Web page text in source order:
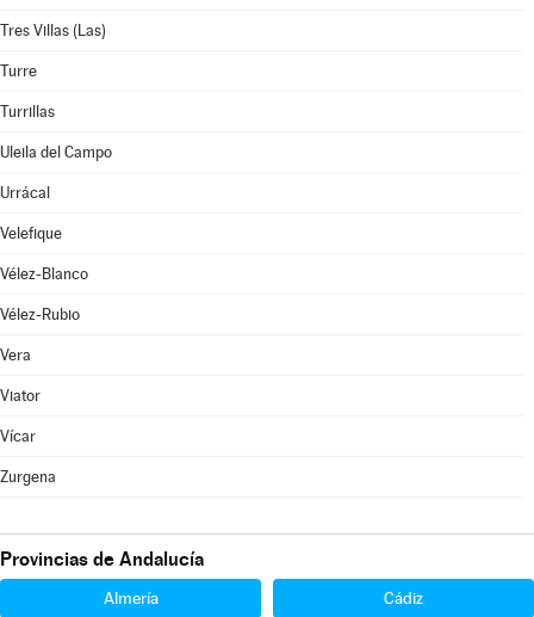
Tres Villas (Las)
Turre
Turrillas
Uleila del Campo
Urrácal
Velefique
Vélez-Blanco
Vélez-Rubio
Vera
Viator
Vícar
Zurgena
Provincias de Andalucía
Almería Cádiz